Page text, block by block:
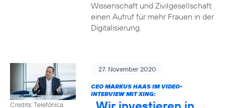
Wissenschaft und Zivilgesellschaft
einen Aufruf für mehr Frauen in der
Digitalisierung.
Credits: Telefónica
27. November 2020
CEO MARKUS HAAS IM VIDEO-
INTERVIEW MIT XING: